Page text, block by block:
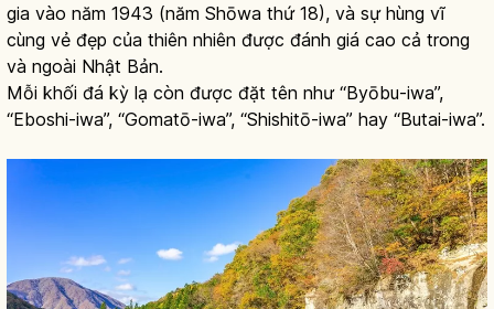
gia vào năm 1943 (năm Shōwa thứ 18), và sự hùng vĩ
cùng vẻ đẹp của thiên nhiên được đánh giá cao cả trong
và ngoài Nhật Bản.
Mỗi khối đá kỳ lạ còn được đặt tên như “Byōbu-iwa”,
“Eboshi-iwa”, “Gomatō-iwa”, “Shishitō-iwa” hay “Butai-iwa”.